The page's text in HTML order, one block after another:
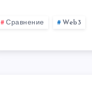
Сравнение Web3